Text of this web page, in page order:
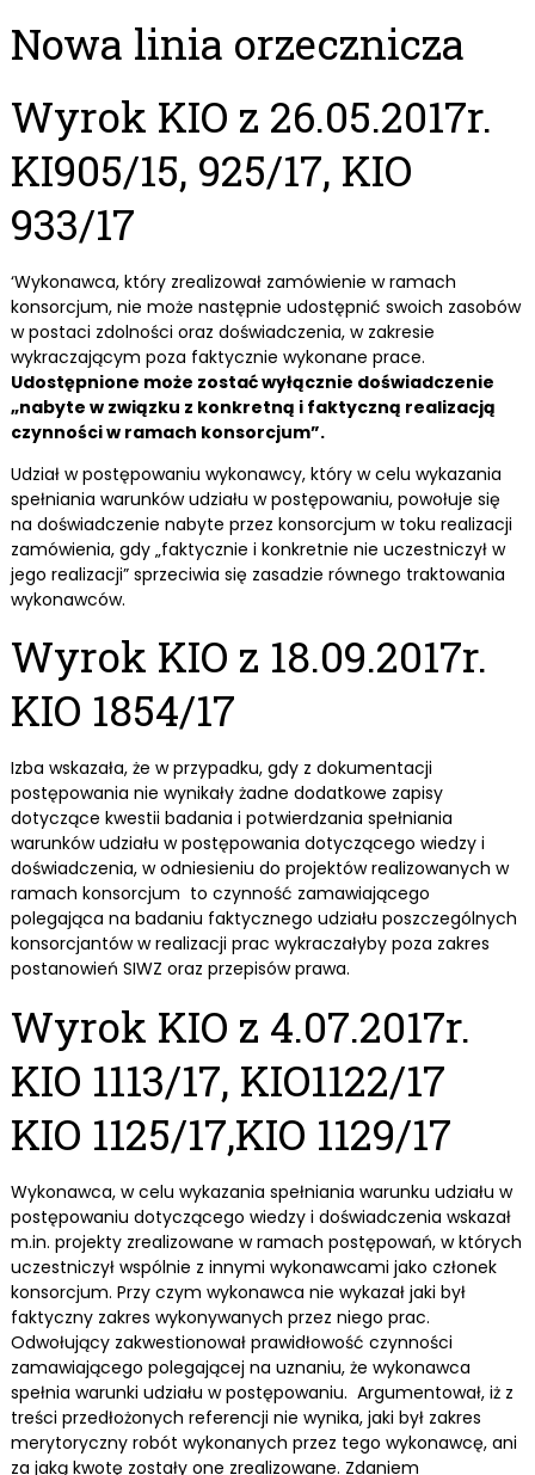
Nowa linia orzecznicza
Wyrok KIO z 26.05.2017r.
KI905/15, 925/17, KIO
933/17
‘Wykonawca, który zrealizował zamówienie w ramach
konsorcjum, nie może następnie udostępnić swoich zasobów
w postaci zdolności oraz doświadczenia, w zakresie
wykraczającym poza faktycznie wykonane prace.
Udostępnione może zostać wyłącznie doświadczenie
„nabyte w związku z konkretną i faktyczną realizacją
czynności w ramach konsorcjum”.
Udział w postępowaniu wykonawcy, który w celu wykazania
spełniania warunków udziału w postępowaniu, powołuje się
na doświadczenie nabyte przez konsorcjum w toku realizacji
zamówienia, gdy „faktycznie i konkretnie nie uczestniczył w
jego realizacji” sprzeciwia się zasadzie równego traktowania
wykonawców.
Wyrok KIO z 18.09.2017r.
KIO 1854/17
Izba wskazała, że w przypadku, gdy z dokumentacji
postępowania nie wynikały żadne dodatkowe zapisy
dotyczące kwestii badania i potwierdzania spełniania
warunków udziału w postępowania dotyczącego wiedzy i
doświadczenia, w odniesieniu do projektów realizowanych w
ramach konsorcjum to czynność zamawiającego
polegająca na badaniu faktycznego udziału poszczególnych
konsorcjantów w realizacji prac wykraczałyby poza zakres
postanowień SIWZ oraz przepisów prawa.
Wyrok KIO z 4.07.2017r.
KIO 1113/17, KIO1122/17
KIO 1125/17,KIO 1129/17
Wykonawca, w celu wykazania spełniania warunku udziału w
postępowaniu dotyczącego wiedzy i doświadczenia wskazał
m.in. projekty zrealizowane w ramach postępowań, w których
uczestniczył wspólnie z innymi wykonawcami jako członek
konsorcjum. Przy czym wykonawca nie wykazał jaki był
faktyczny zakres wykonywanych przez niego prac.
Odwołujący zakwestionował prawidłowość czynności
zamawiającego polegającej na uznaniu, że wykonawca
spełnia warunki udziału w postępowaniu. Argumentował, iż z
treści przedłożonych referencji nie wynika, jaki był zakres
merytoryczny robót wykonanych przez tego wykonawcę, ani
za jaką kwotę zostały one zrealizowane. Zdaniem